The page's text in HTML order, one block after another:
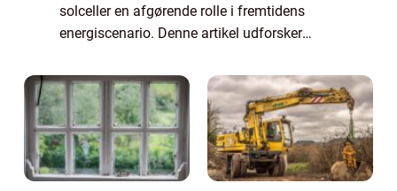
solceller en afgørende rolle i fremtidens
energiscenario. Denne artikel udforsker
solceller samt deres anve...